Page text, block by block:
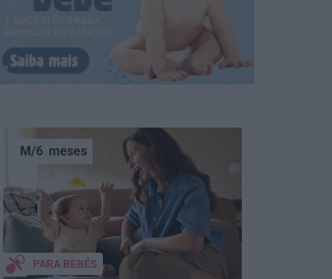
M/6 meses
PARA BEBÉS